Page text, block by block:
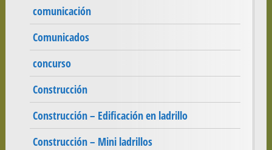
comunicación
Comunicados
concurso
Construcción
Construcción – Edificación en ladrillo
Construcción – Mini ladrillos